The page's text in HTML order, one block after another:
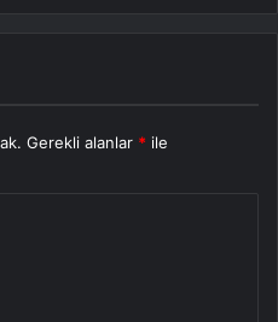
Gerekli alanlar * ile